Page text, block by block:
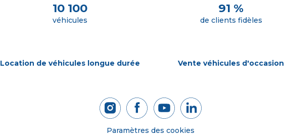
10 100
véhicules
91 %
de clients fidèles
Location de véhicules longue durée Vente véhicules d'occasion
Paramètres des cookies